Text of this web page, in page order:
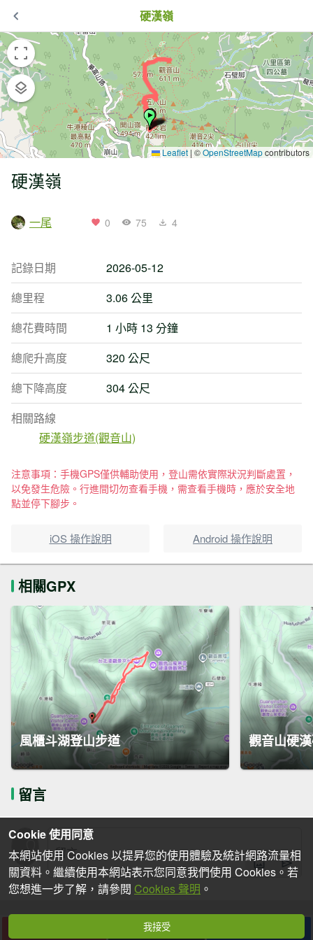
硬漢嶺
Leaflet | ©OpenStreetMapcontributors
硬漢嶺
一尾 0 75 4
記錄日期
2026-05-12
總里程
3.06 公里
總花費時間
1 小時 13 分鐘
總爬升高度
320 公尺
總下降高度
304 公尺
相關路線
硬漢嶺步道(觀音山)
注意事項：手機GPS僅供輔助使用，登山需依實際狀況判斷處置，
以免發生危險。行進間切勿查看手機，需查看手機時，應於安全地
點並停下腳步。
iOS 操作說明 Android 操作說明
相關GPX
風櫃斗湖登山步道 觀音山硬
留言
下載
Cookie 使用同意
本網站使用 Cookies 以提昇您的使用體驗及統計網路流量相
關資料。繼續使用本網站表示您同意我們使用 Cookies。若
您想進一步了解，請參閱 Cookies 聲明 。
我接受